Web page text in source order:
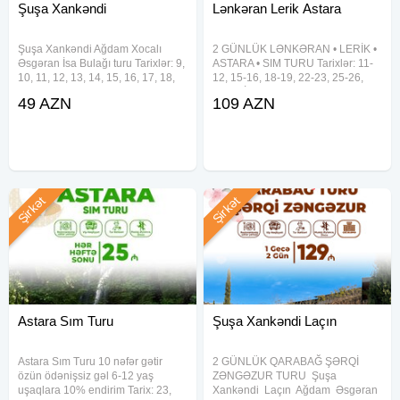
Şuşa Xankəndi
Şuşa Xankəndi Ağdam Xocalı
Əsgəran İsa Bulağı turu Tarixlər: 9,
10, 11, 12, 13, 14, 15, 16, 17, 18,
28, 29, 30, 31 İyul Qiymət: •
49 AZN
Lənkəran Lerik Astara
2 GÜNLÜK LƏNKƏRAN • LERİK •
ASTARA • SIM TURU Tarixlər: 11-
12, 15-16, 18-19, 22-23, 25-26,
Qiymətə Daxildir: Vip nəqliyyat
109 AZN
Astara Sım Turu
Astara Sım Turu 10 nəfər gətir
özün ödənişsiz gəl 6-12 yaş
uşaqlara 10% endirim Tarix: 23,
Şirkət
Şuşa Xankəndi Laçın
2 GÜNLÜK QARABAĞ ŞƏRQİ
ZƏNGƏZUR TURU ︎ Şuşa ︎
Xankəndi ︎ Laçın ︎ Ağdam ︎ Əsgəran ︎
Şirkət